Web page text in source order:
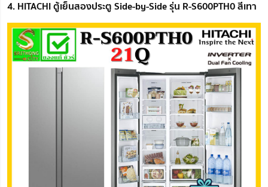
4. HITACHI ตู้เย็นสองประตู Side-by-Side รุ่น R-S600PTH0 สีเทา